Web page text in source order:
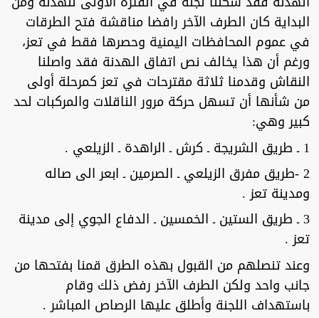
البداية كان الطرف الآخر رافضا مناقشة فتح الطرقات
في عموم المحافظات اليمنية وحصرها فقط في تعز،
ورغم أن هذا يخالف نص اتفاق الهدنة فقد واصلنا
النقاش وقدمنا ثلاثة مقترحات في تعز كمرحلة أولى
من شأنها أن تسهل حركة مرور الناقلات والمركبات لحد
كبير وهي:
1 ـ طريق الشريجة ـ كرش ـ الراهدة ـ الزيلعي .
2 -طريق مفرق الزيلعي ـ الصرمين ـ ابعر الى صاله
ومدينة تعز .
3 ـ طريق الستين ـ الخمسين ـ الدفاع الجوي إلى مدينة
تعز .
وعند تنصلهم من القبول بهذه الطرق قمنا بفتحها من
جانب واحد ولكن الطرف الآخر رفض ذلك وقام
باستهداف اللجنة وأطلق عليها الرصاص المباشر .